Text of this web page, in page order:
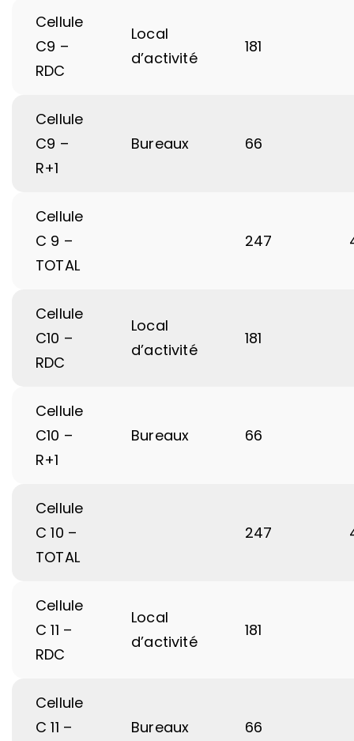
Cellule
C9 –
RDC
Local
d’activité
181
Cellule
C9 –
R+1
Bureaux 66
Cellule
C 9 –
TOTAL
247
Cellule
C10 –
RDC
Local
d’activité
181
Cellule
C10 –
R+1
Bureaux 66
Cellule
C 10 –
TOTAL
247
Cellule
C 11 –
RDC
Local
d’activité
181
Cellule
C 11 –
Bureaux 66